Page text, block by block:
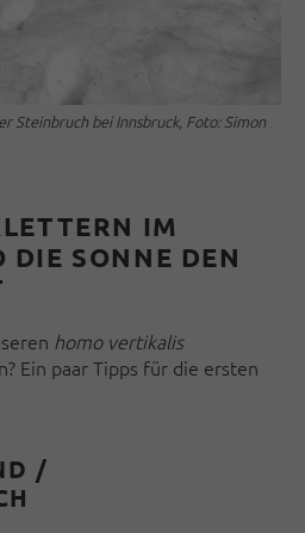
Steinbruch bei Innsbruck, Foto: Simon
IM
DIE SONNE DEN
homo vertikalis
Ein paar Tipps für die ersten
/